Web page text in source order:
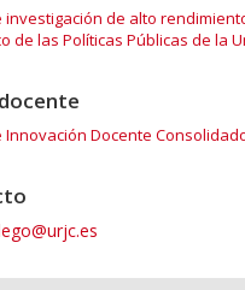
investigación de alto
de las Políticas Públicas de la
Innovación Docente